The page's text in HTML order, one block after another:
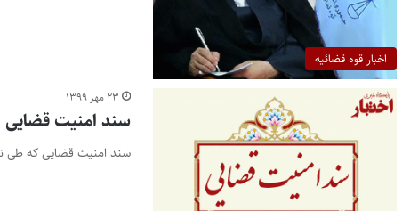
اخبار قوه قضائیه
۲۳ مهر ۱۳۹۹
سند امنیت قضایی
سند امنیت قضایی که طی نامه شماره ۹۰۰۰/۱۱۹۹۲۸/۱۰۰ مورخ ۱۳۹۹/۷/۲۱